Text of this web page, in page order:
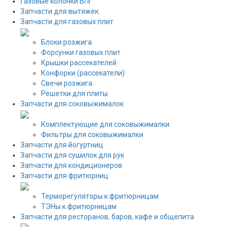
Запчасти для вытяжек
Запчасти для газовых плит
Блоки розжига
Форсунки газовых плит
Крышки рассекателей
Конфорки (рассекатели)
Свечи розжига
Решетки для плиты
Запчасти для соковыжималок
Комплектующие для соковыжималки
Фильтры для соковыжималки
Запчасти для йогуртниц
Запчасти для сушилок для рук
Запчасти для кондиционеров
Запчасти для фритюрниц
Терморегуляторы к фритюрницам
ТЭНы к фритюрницам
Запчасти для ресторанов, баров, кафе и общепита